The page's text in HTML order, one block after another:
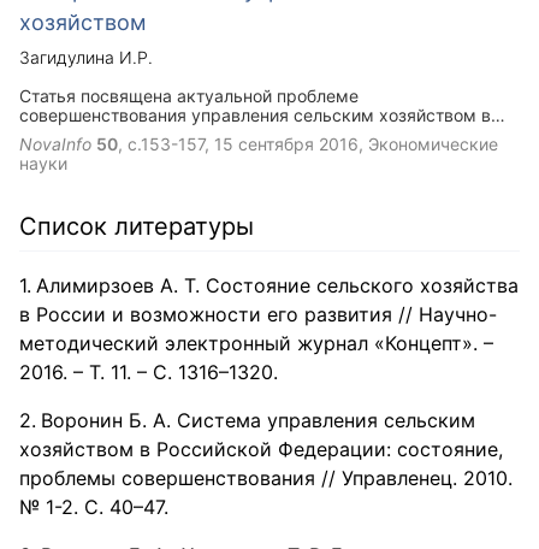
хозяйством
Загидулина И.Р.
Статья посвящена актуальной проблеме
совершенствования управления сельским хозяйством в
России. Работа содержит некоторые статистические
данные о развитии аграрного производства в нашей
стране, прогнозы экспертов аграрной сферы о тенденциях
сельским хозяйством на ближайшую перспективу.
NovaInfo 50, с.153-157, 15 сентября 2016, Экономические
науки
Список литературы
Алимирзоев А. Т. Состояние сельского хозяйства
в России и возможности его развития // Научно-
методический электронный журнал «Концепт». –
2016. – Т. 11. – С. 1316–1320.
Воронин Б. А. Система управления сельским
хозяйством в Российской Федерации: состояние,
проблемы совершенствования // Управленец. 2010.
№ 1-2. С. 40–47.